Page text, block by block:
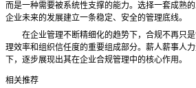
而是一种需要被系统性支撑的能力。选择一套成熟
企业未来的发展建立一条稳定、安全的管理底线。
在企业管理不断精细化的趋势下，合规不再只是
理效率和组织信任度的重要组成部分。薪人薪事人
下，逐步展现出其在企业合规管理中的核心作用。
相关推荐